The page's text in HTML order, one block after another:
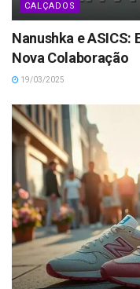
CALÇADOS
Nanushka e ASICS:
Nova Colaboração
19/03/2025